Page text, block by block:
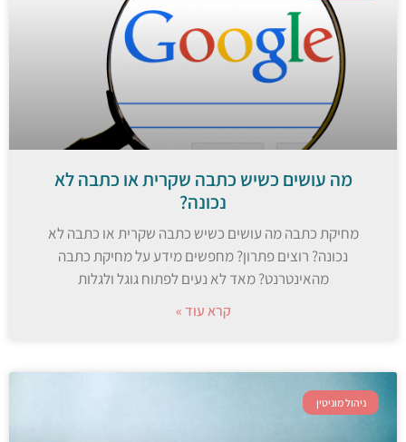
מה עושים כשיש כתבה שקרית או כתבה לא
נכונה?
מחיקת כתבה מה עושים כשיש כתבה שקרית או כתבה לא
נכונה? רוצים פתרון? מחפשים מידע על מחיקת כתבה
מהאינטרנט? מאד לא נעים לפתוח גוגל ולגלות
קרא עוד »
ניהול מוניטין